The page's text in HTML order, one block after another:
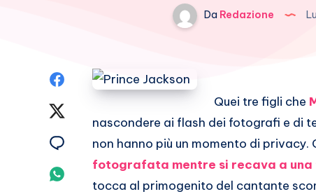
Da Redazione
Condividi
Twitter
Condividi
Condividi
Quei tre figli che
nascondere ai flash dei fotografi e di
non hanno più un momento di privacy.
fotografata mentre si recava a una
tocca al primogenito del cantante